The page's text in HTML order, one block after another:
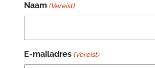
Naam (Vereist)
E-mailadres (Vereist)